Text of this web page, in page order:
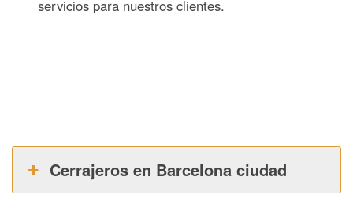
servicios para nuestros clientes.
Cerrajeros en Barcelona ciudad